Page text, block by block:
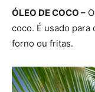
ÓLEO DE COCO –
coco. É usado para
forno ou fritas.